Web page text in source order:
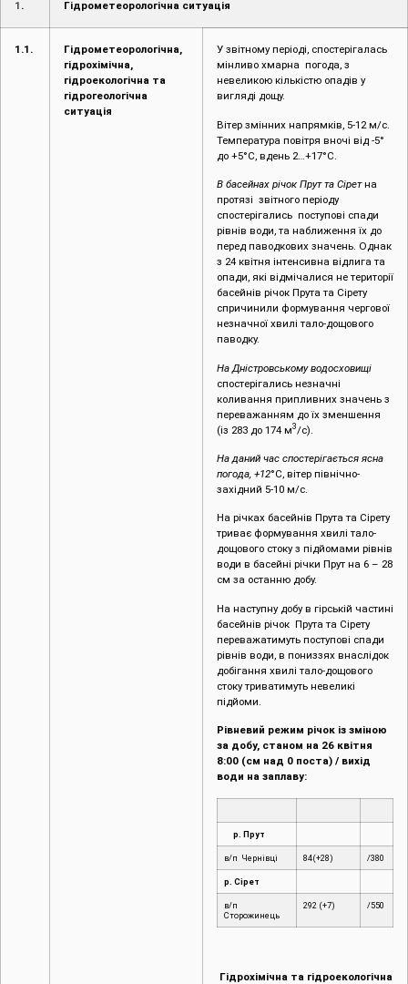
1 . Гідрометеорологічна ситуація
1.1.
Гідрометеорологічна,
гідрохімічна,
гідроекологічна та
гідрогеологічна
ситуація
У звітному періоді, спостерігалась
мінливо хмарна погода, з
невеликою кількістю опадів у
вигляді дощу.
Вітер змінних напрямків, 5-12 м/с.
Температура повітря вночі від -5°
до +5°С, вдень 2…+17°С.
В басейнах річок Прут та Сіретна
протязі звітного періоду
спостерігались поступові спади
рівнів води, та наближення їх до
перед паводкових значень. Однак
з 24 квітня інтенсивна відлига та
опади, які відмічалися не території
басейнів річок Прута та Сірету
спричинили формування чергової
незначної хвилі тало-дощового
паводку.
На Дністровському водосховищі
спостерігались незначні
коливання припливних значень з
переважанням до їх зменшення
(із 283 до 174 м3/с).
На даний час спостерігається ясна
погода, +12°С, вітер північно-
західний 5-10 м/с.
На річках басейнів Прута та Сірету
триває формування хвилі тало-
дощового стоку з підйомами рівнів
води в басейні річки Прут на 6 – 28
см за останню добу.
На наступну добу в гірській частині
басейнів річок Прута та Сірету
переважатимуть поступові спади
рівнів води, в пониззях внаслідок
добігання хвилі тало-дощового
стоку триватимуть невеликі
підйоми.
Рівневий режим річок із зміною
за добу, станом на 26 квітня
8:00 (см над 0 поста) / вихід
води на заплаву:
р. Прут
в/п Чернівці 84(+28) /380
р. Сірет
в/п
Сторожинець
292 (+7) /550
Гідрохімічна та гідроекологічна